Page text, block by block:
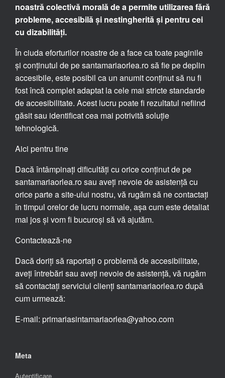
noastră colectivă morală de a permite utilizarea fără
probleme, accesibilă și nestingherită și pentru cei
cu dizabilități.
În ciuda eforturilor noastre de a face ca toate paginile
și conținutul de pe santamariaorlea.ro să fie pe deplin
accesibile, este posibil ca un anumit conținut să nu fi
fost încă complet adaptat la cele mai stricte standarde
de accesibilitate. Acest lucru poate fi rezultatul nefiind
găsit sau identificat cea mai potrivită soluție
tehnologică.
Aici pentru tine
Dacă întâmpinați dificultăți cu orice conținut de pe
santamariaorlea.ro sau aveți nevoie de asistență cu
orice parte a site-ului nostru, vă rugăm să ne contactați
în timpul orelor de lucru normale, așa cum este detaliat
mai jos și vom fi bucuroși să vă ajutăm.
Contactează-ne
Dacă doriți să raportați o problemă de accesibilitate,
aveți întrebări sau aveți nevoie de asistență, vă rugăm
să contactați serviciul clienți santamariaorlea.ro după
cum urmează:
E-mail: primariasintamariaorlea@yahoo.com
Meta
Autentificare